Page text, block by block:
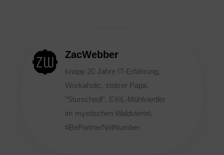
ZacWebber
knapp 20 Jahre IT-Erfahrung,
Workaholic, stolzer Papa,
"Sturschedl", EXIL-Mühlviertler
im mystischen Waldviertel.
#BePartnerNotNumber